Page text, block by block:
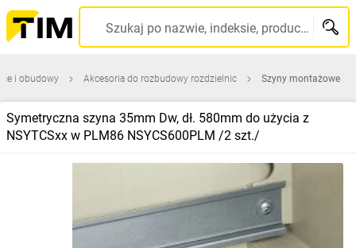
Szukaj po nazwie, indeksie, producencie, kodzie kreskowym...
i obudowy Akcesoria do rozbudowy rozdzielnic Szyny montażowe
Symetryczna szyna 35mm Dw, dł. 580mm do użycia z
NSYTCSxx w PLM86 NSYCS600PLM /2 szt./